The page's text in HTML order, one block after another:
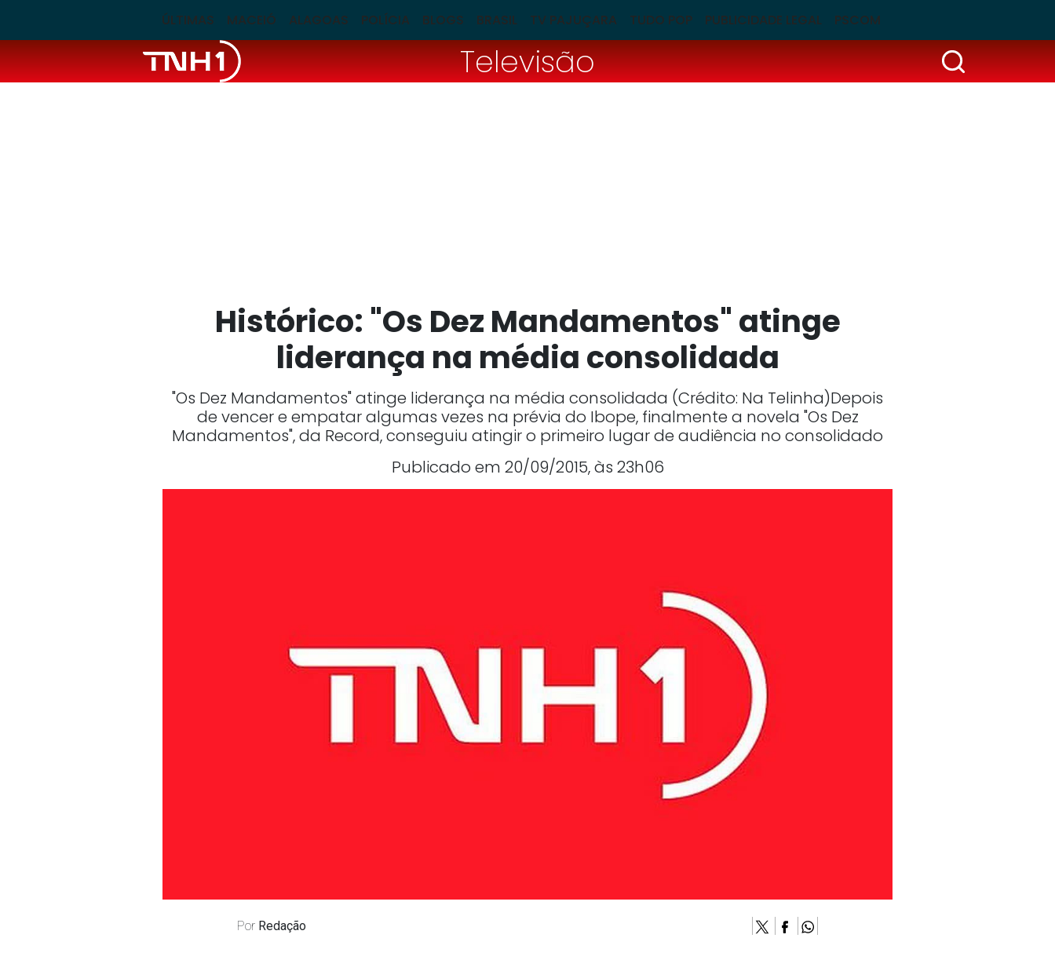
ÚLTIMAS MACEIÓ ALAGOAS POLÍCIA BLOGS BRASIL TV PAJUÇARA TUDO POP PUBLICIDADE LEGAL PSCOM
Televisão
Histórico: "Os Dez Mandamentos" atinge
liderança na média consolidada
"Os Dez Mandamentos" atinge liderança na média consolidada (Crédito: Na Telinha)Depois
de vencer e empatar algumas vezes na prévia do Ibope, finalmente a novela "Os Dez
Mandamentos", da Record, conseguiu atingir o primeiro lugar de audiência no consolidado
Publicado em 20/09/2015, às 23h06
Por Redação